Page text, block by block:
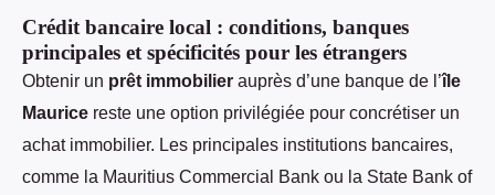
Crédit bancaire local : conditions, banques
principales et spécificités pour les étrangers
Obtenir un prêt immobilier auprès d’une banque de l’île
Maurice reste une option privilégiée pour concrétiser un
achat immobilier. Les principales institutions bancaires,
comme la Mauritius Commercial Bank ou la State Bank of